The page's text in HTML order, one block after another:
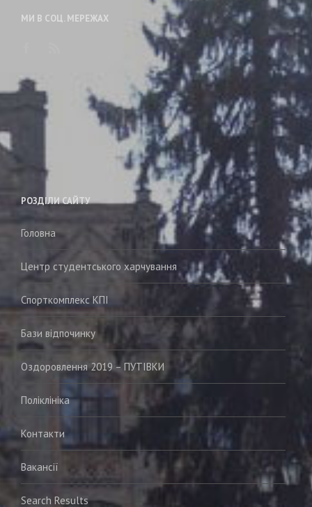
МИ В СОЦ. МЕРЕЖАХ
РОЗДІЛИ САЙТУ
Головна
Центр студентського харчування
Спорткомплекс КПІ
Бази відпочинку
Оздоровлення 2019 – ПУТІВКИ
Поліклініка
Контакти
Вакансії
Search Results